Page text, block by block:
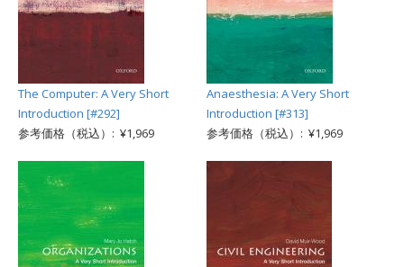
The Computer: A Very Short
Introduction [#292]
参考価格（税込）: ¥1,969
Anaesthesia: A Very Short
Introduction [#313]
参考価格（税込）: ¥1,969